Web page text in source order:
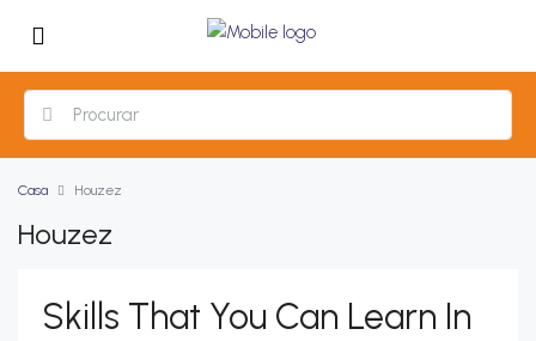
Casa Houzez
Houzez
Skills That You Can Learn In